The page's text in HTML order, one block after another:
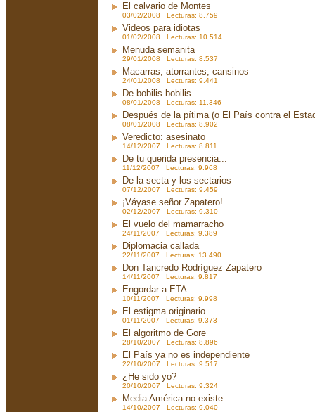
El calvario de Montes
03/02/2008 Lecturas: 8.759
Videos para idiotas
01/02/2008 Lecturas: 10.514
Menuda semanita
29/01/2008 Lecturas: 8.537
Macarras, atorrantes, cansinos
24/01/2008 Lecturas: 9.441
De bobilis bobilis
08/01/2008 Lecturas: 11.346
Después de la pítima (o El País contra el
08/01/2008 Lecturas: 8.902
Veredicto: asesinato
14/12/2007 Lecturas: 8.811
De tu querida presencia...
11/12/2007 Lecturas: 9.968
De la secta y los sectarios
07/12/2007 Lecturas: 9.459
¡Váyase señor Zapatero!
02/12/2007 Lecturas: 9.310
El vuelo del mamarracho
24/11/2007 Lecturas: 9.389
Diplomacia callada
22/11/2007 Lecturas: 13.490
Don Tancredo Rodríguez Zapatero
14/11/2007 Lecturas: 9.817
Engordar a ETA
10/11/2007 Lecturas: 9.998
El estigma originario
01/11/2007 Lecturas: 9.373
El algoritmo de Gore
28/10/2007 Lecturas: 8.896
El País ya no es independiente
22/10/2007 Lecturas: 9.517
¿He sido yo?
20/10/2007 Lecturas: 9.324
Media América no existe
14/10/2007 Lecturas: 9.040